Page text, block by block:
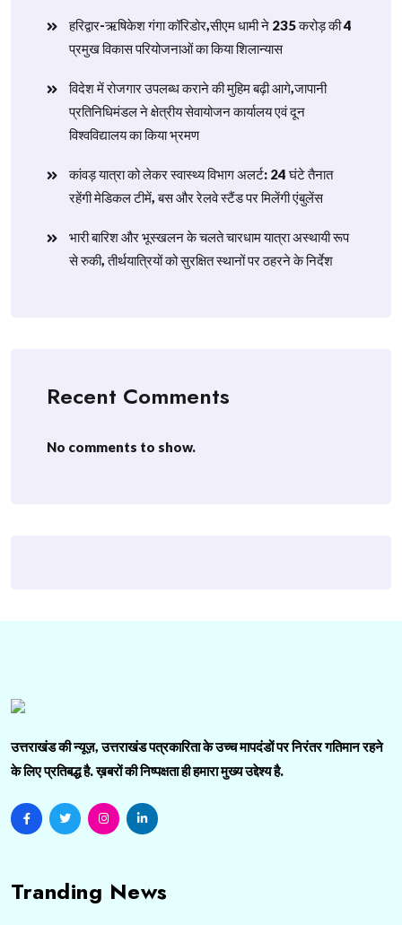
हरिद्वार-ऋषिकेश गंगा कॉरिडोर,सीएम धामी ने 235 करोड़ की 4
प्रमुख विकास परियोजनाओं का किया शिलान्यास
विदेश में रोजगार उपलब्ध कराने की मुहिम बढ़ी आगे,जापानी
प्रतिनिधिमंडल ने क्षेत्रीय सेवायोजन कार्यालय एवं दून
विश्वविद्यालय का किया भ्रमण
​कांवड़ यात्रा को लेकर स्वास्थ्य विभाग अलर्ट: 24 घंटे तैनात
रहेंगी मेडिकल टीमें, बस और रेलवे स्टैंड पर मिलेंगी एंबुलेंस
​भारी बारिश और भूस्खलन के चलते चारधाम यात्रा अस्थायी रूप
से रुकी, तीर्थयात्रियों को सुरक्षित स्थानों पर ठहरने के निर्देश
Recent Comments
No comments to show.
उत्तराखंड की न्यूज़, उत्तराखंड पत्रकारिता के उच्च मापदंडों पर निरंतर गतिमान रहने
के लिए प्रतिबद्ध है. ख़बरों की निष्पक्षता ही हमारा मुख्य उद्देश्य है.
Tranding News